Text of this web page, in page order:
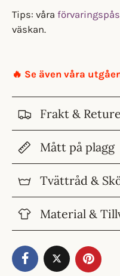
Tips: våra
väskan.
🔥 Se även våra
Frakt &
Mått på plagg
Tvättråd &
Material &